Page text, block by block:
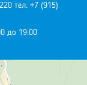
тел. +7 (915)
до 19:00